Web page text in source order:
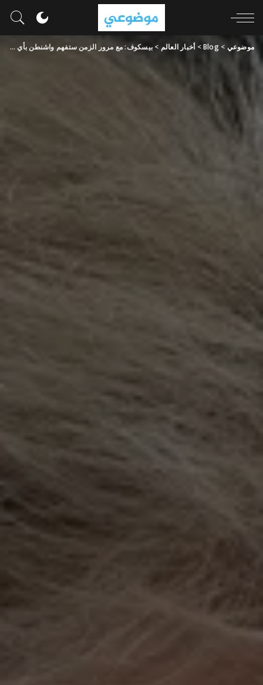
موضوعي >
Blog
> أخبار العالم >بيسكوف: مع مرور الزمن ستفهم واشنطن بأي لغة يجب أن تتحدث مع بكين